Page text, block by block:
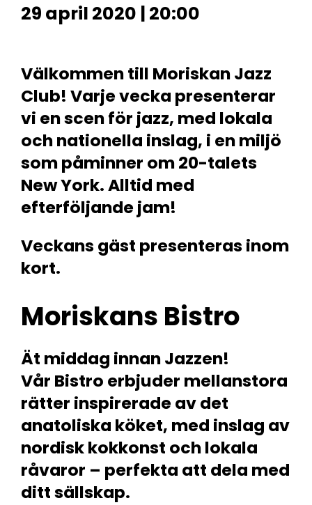
29 april 2020 | 20:00
Välkommen till Moriskan Jazz
Club! Varje vecka presenterar
vi en scen för jazz, med lokala
och nationella inslag, i en miljö
som påminner om 20-talets
New York. Alltid med
efterföljande jam!
Veckans gäst presenteras inom
kort.
Moriskans Bistro
Ät middag innan Jazzen!
Vår Bistro erbjuder mellanstora
rätter inspirerade av det
anatoliska köket, med inslag av
nordisk kokkonst och lokala
råvaror – perfekta att dela med
ditt sällskap.